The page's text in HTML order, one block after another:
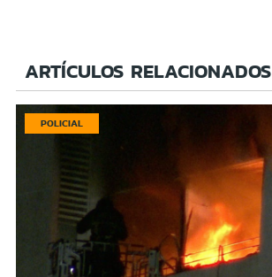
ARTÍCULOS RELACIONADOS
POLICIAL